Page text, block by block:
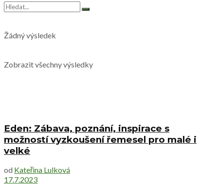
Žádný výsledek
Zobrazit všechny výsledky
Eden: Zábava, poznání, inspirace s
možností vyzkoušení řemesel pro malé i
velké
od Kateřina Lulková
17.7.2023